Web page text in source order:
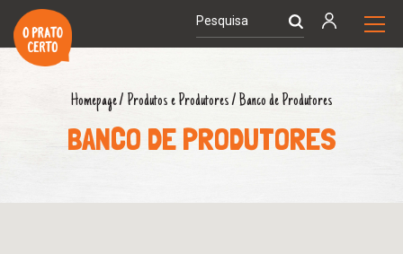
Homepage/ Produtos e Produtores/ Banco de Produtores
BANCO DE PRODUTORES